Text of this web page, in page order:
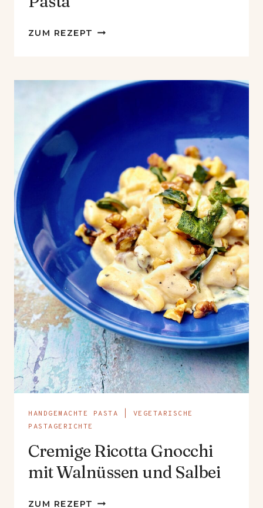
ZUM REZEPT HAUSGEMACHTE
HANDGEMACHTE PASTA
VEGETARISCHE
PASTAGERICHTE
Cremige Ricotta Gnocchi
mit Walnüssen und Salbei
ZUM REZEPT CREMIGE